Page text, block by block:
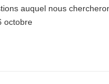
auquel nous
octobre